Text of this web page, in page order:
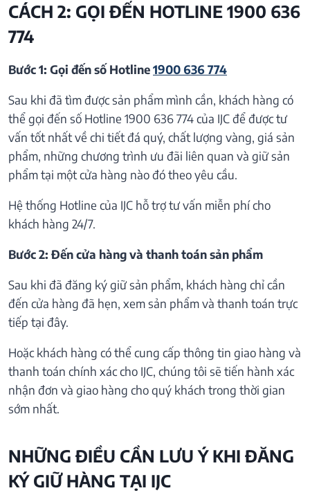
CÁCH 2: GỌI ĐẾN HOTLINE 1900 636
774
Bước 1: Gọi đến số Hotline1900 636 774
Sau khi đã tìm được sản phẩm mình cần, khách hàng có
thể gọi đến số Hotline 1900 636 774 của IJC để được tư
vấn tốt nhất về chi tiết đá quý, chất lượng vàng, giá sản
phẩm, những chương trình ưu đãi liên quan và giữ sản
phẩm tại một cửa hàng nào đó theo yêu cầu.
Hệ thống Hotline của IJC hỗ trợ tư vấn miễn phí cho
khách hàng 24/7.
Bước 2: Đến cửa hàng và thanh toán sản phẩm
Sau khi đã đăng ký giữ sản phẩm, khách hàng chỉ cần
đến cửa hàng đã hẹn, xem sản phẩm và thanh toán trực
tiếp tại đây.
Hoặc khách hàng có thể cung cấp thông tin giao hàng và
thanh toán chính xác cho IJC, chúng tôi sẽ tiến hành xác
nhận đơn và giao hàng cho quý khách trong thời gian
sớm nhất.
NHỮNG ĐIỀU CẦN LƯU Ý KHI ĐĂNG
KÝ GIỮ HÀNG TẠI IJC